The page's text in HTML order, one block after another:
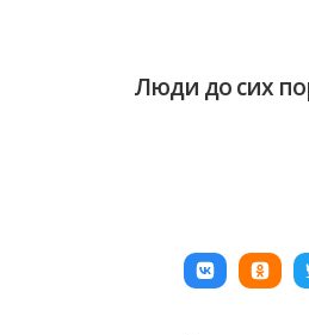
Люди до сих